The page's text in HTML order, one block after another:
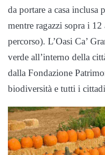
da portare a casa
mentre ragazzi sopra i
percorso). L’Oasi Ca’
verde all’interno della
dalla Fondazione
biodiversità e tutti i